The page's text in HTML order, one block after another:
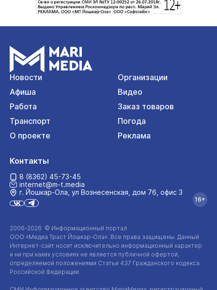
Новости
Организации
Афиша
Видео
Работа
Заказ товаров
Транспорт
Погода
О проекте
Реклама
2006-2026 © Информационный портал
ООО «Медиа Траст Йошкар-Ола». Все права защищены. Данный
Интернет-сайт носит исключительно информационный характер
и ни при каких условиях не является публичной офертой,
определяемой положениями Статьи 437 Гражданского кодекса
Российской Федерации.
Контакты
8 (8362) 45-73-45
internet@m-t.media
г. Йошкар‑Ола, ул Вознесенская, дом 76, офис 3
16+